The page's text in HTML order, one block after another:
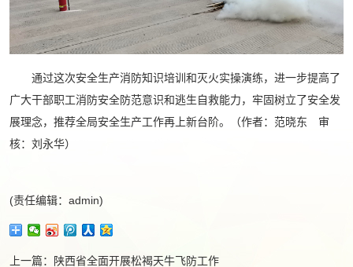
通过这次安全生产消防知识培训和灭火实操演练，进一步提高了
广大干部职工消防安全防范意识和逃生自救能力，牢固树立了安全发
展理念，推荐全局安全生产工作再上新台阶。（作者：范晓东 审
核：刘永华）
(责任编辑：admin)
上一篇： 陕西省全面开展松褐天牛飞防工作